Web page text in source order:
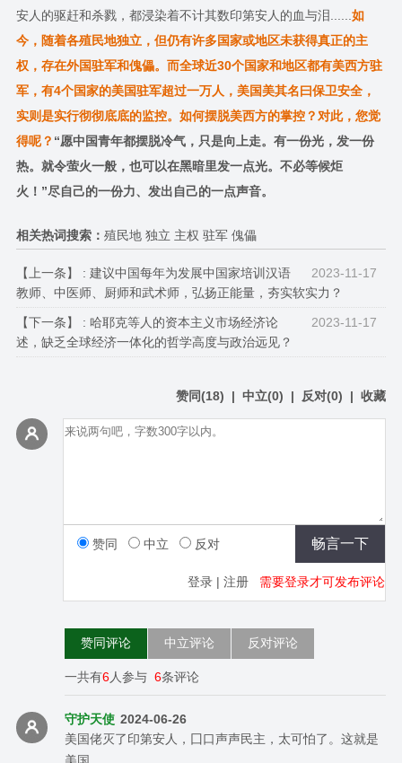
安人的驱赶和杀戮，都浸染着不计其数印第安人的血与泪......如
今，随着各殖民地独立，但仍有许多国家或地区未获得真正的主
权，存在外国驻军和傀儡。而全球近30个国家和地区都有美西方驻
军，有4个国家的美国驻军超过一万人，美国美其名曰保卫安全，
实则是实行彻彻底底的监控。如何摆脱美西方的掌控？对此，您觉
得呢？ “愿中国青年都摆脱冷气，只是向上走。有一份光，发一份
热。就令萤火一般，也可以在黑暗里发一点光。不必等候炬
火！”尽自己的一份力、发出自己的一点声音。
相关热词搜索： 殖民地 独立 主权 驻军 傀儡
【上一条】 : 2023-11-17
建议中国每年为发展中国家培训汉语
教师、中医师、厨师和武术师，弘扬正能量，夯实软实力？
【下一条】 : 2023-11-17
哈耶克等人的资本主义市场经济论
述，缺乏全球经济一体化的哲学高度与政治远见？
赞同(18) |中立(0) | 反对(0) |收藏
赞同 中立 反对
登录 |注册 需要登录才可发布评论
赞同评论 中立评论 反对评论
一共有6人参与 6条评论
守护天使 2024-06-26
美国佬灭了印第安人，囗口声声民主，太可怕了。这就是